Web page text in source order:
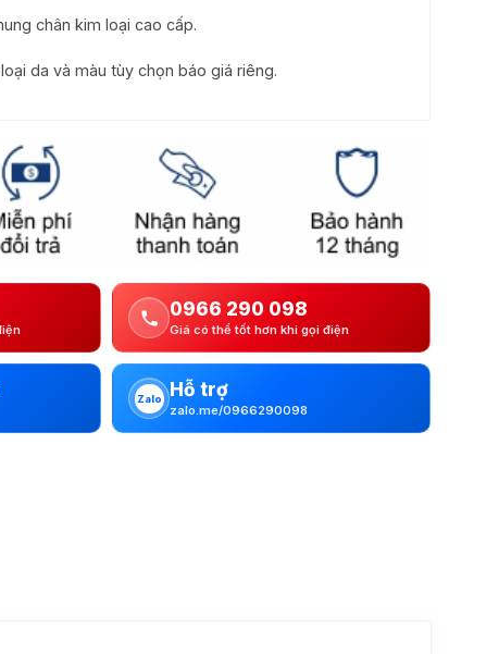
chân kim loại cao cấp.
da và màu tùy chọn báo giá riêng.
0966 290 098
Giá có thể tốt hơn khi gọi điện
Zalo Hỗ trợ
zalo.me/0966290098